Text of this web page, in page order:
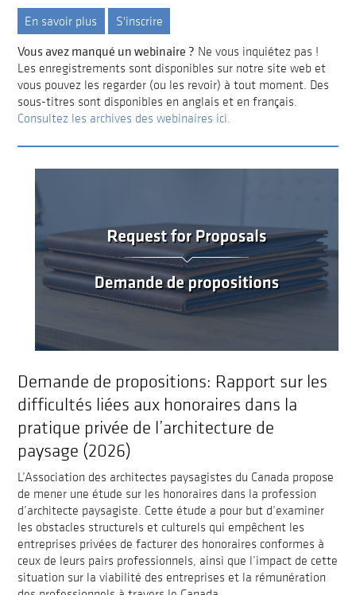
En savoir plus
S'inscrire
Vous avez manqué un webinaire ? Ne vous inquiétez pas !
Les enregistrements sont disponibles sur notre site web et
vous pouvez les regarder (ou les revoir) à tout moment. Des
sous-titres sont disponibles en anglais et en français.
Consultez les archives des webinaires ici.
Demande de propositions: Rapport sur les
difficultés liées aux honoraires dans la
pratique privée de l’architecture de
paysage (2026)
L’Association des architectes paysagistes du Canada propose
de mener une étude sur les honoraires dans la profession
d’architecte paysagiste. Cette étude a pour but d’examiner
les obstacles structurels et culturels qui empêchent les
entreprises privées de facturer des honoraires conformes à
ceux de leurs pairs professionnels, ainsi que l’impact de cette
situation sur la viabilité des entreprises et la rémunération